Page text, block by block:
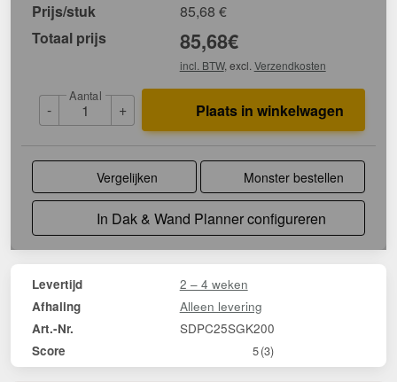
Prijs/stuk
85,68 €
Totaal prijs
85,68€
incl. BTW, excl. Verzendkosten
-
Aantal
+ Plaats in winkelwagen
Vergelijken Monster bestellen
In Dak & Wand Planner configureren
Levertijd 2 – 4 weken
Afhaling Alleen levering
Art.-Nr. SDPC25SGK200
Score 5(3)